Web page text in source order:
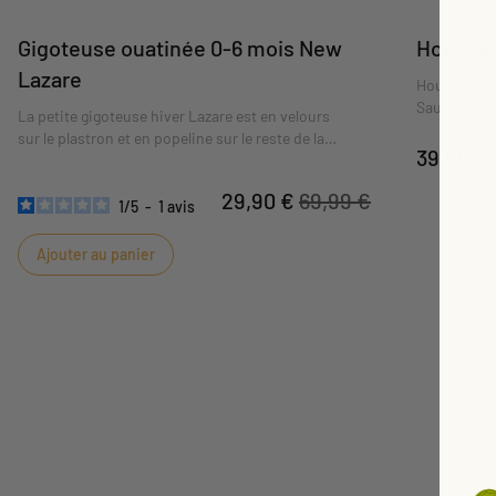
Gigoteuse ouatinée 0-6 mois New
Lazare
La petite gigoteuse hiver Lazare est en velours
sur le plastron et en popeline sur le reste de la
1/5 - 1 avis 29,90 € 69,99 €
Ajouter au panier
Housse
Housse de
Sauthon
39,90 €